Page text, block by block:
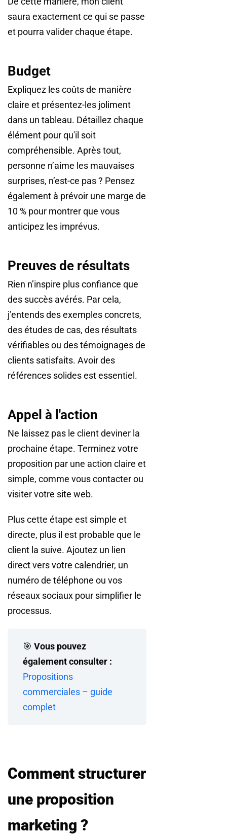
saura exactement ce qui se passe
et pourra valider chaque étape.
Budget
Expliquez les coûts de manière
claire et présentez-les joliment
dans un tableau. Détaillez chaque
élément pour qu'il soit
compréhensible. Après tout,
personne n’aime les mauvaises
surprises, n’est-ce pas ? Pensez
également à prévoir une marge de
10 % pour montrer que vous
anticipez les imprévus.
Preuves de résultats
Rien n’inspire plus confiance que
des succès avérés. Par cela,
j’entends des exemples concrets,
des études de cas, des résultats
vérifiables ou des témoignages de
clients satisfaits. Avoir des
références solides est essentiel.
Appel à l'action
Ne laissez pas le client deviner la
prochaine étape. Terminez votre
proposition par une action claire et
simple, comme vous contacter ou
visiter votre site web.
Plus cette étape est simple et
directe, plus il est probable que le
client la suive. Ajoutez un lien
direct vers votre calendrier, un
numéro de téléphone ou vos
réseaux sociaux pour simplifier le
processus.
🎯 Vous pouvez
également consulter :
Propositions
commerciales – guide
complet
Comment structurer
une proposition
marketing ?